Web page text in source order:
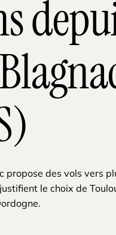
propose des vols vers
le choix de